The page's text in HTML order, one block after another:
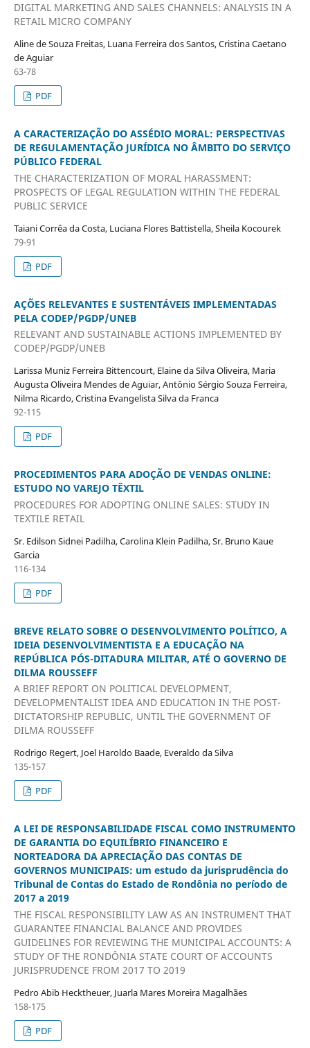
DIGITAL MARKETING AND SALES CHANNELS: ANALYSIS IN A
RETAIL MICRO COMPANY
Aline de Souza Freitas, Luana Ferreira dos Santos, Cristina Caetano
de Aguiar
63-78
PDF
A CARACTERIZAÇÃO DO ASSÉDIO MORAL: PERSPECTIVAS
DE REGULAMENTAÇÃO JURÍDICA NO ÂMBITO DO SERVIÇO
PÚBLICO FEDERAL
THE CHARACTERIZATION OF MORAL HARASSMENT:
PROSPECTS OF LEGAL REGULATION WITHIN THE FEDERAL
PUBLIC SERVICE
Taiani Corrêa da Costa, Luciana Flores Battistella, Sheila Kocourek
79-91
PDF
AÇÕES RELEVANTES E SUSTENTÁVEIS IMPLEMENTADAS
PELA CODEP/PGDP/UNEB
RELEVANT AND SUSTAINABLE ACTIONS IMPLEMENTED BY
CODEP/PGDP/UNEB
Larissa Muniz Ferreira Bittencourt, Elaine da Silva Oliveira, Maria
Augusta Oliveira Mendes de Aguiar, Antônio Sérgio Souza Ferreira,
Nilma Ricardo, Cristina Evangelista Silva da Franca
92-115
PDF
PROCEDIMENTOS PARA ADOÇÃO DE VENDAS ONLINE:
ESTUDO NO VAREJO TÊXTIL
PROCEDURES FOR ADOPTING ONLINE SALES: STUDY IN
TEXTILE RETAIL
Sr. Edilson Sidnei Padilha, Carolina Klein Padilha, Sr. Bruno Kaue
Garcia
116-134
PDF
BREVE RELATO SOBRE O DESENVOLVIMENTO POLÍTICO, A
IDEIA DESENVOLVIMENTISTA E A EDUCAÇÃO NA
REPÚBLICA PÓS-DITADURA MILITAR, ATÉ O GOVERNO DE
DILMA ROUSSEFF
A BRIEF REPORT ON POLITICAL DEVELOPMENT,
DEVELOPMENTALIST IDEA AND EDUCATION IN THE POST-
DICTATORSHIP REPUBLIC, UNTIL THE GOVERNMENT OF
DILMA ROUSSEFF
Rodrigo Regert, Joel Haroldo Baade, Everaldo da Silva
135-157
PDF
A LEI DE RESPONSABILIDADE FISCAL COMO INSTRUMENTO
DE GARANTIA DO EQUILÍBRIO FINANCEIRO E
NORTEADORA DA APRECIAÇÃO DAS CONTAS DE
GOVERNOS MUNICIPAIS: um estudo da jurisprudência do
Tribunal de Contas do Estado de Rondônia no período de
2017 a 2019
THE FISCAL RESPONSIBILITY LAW AS AN INSTRUMENT THAT
GUARANTEE FINANCIAL BALANCE AND PROVIDES
GUIDELINES FOR REVIEWING THE MUNICIPAL ACCOUNTS: A
STUDY OF THE RONDÔNIA STATE COURT OF ACCOUNTS
JURISPRUDENCE FROM 2017 TO 2019
Pedro Abib Hecktheuer, Juarla Mares Moreira Magalhães
158-175
PDF